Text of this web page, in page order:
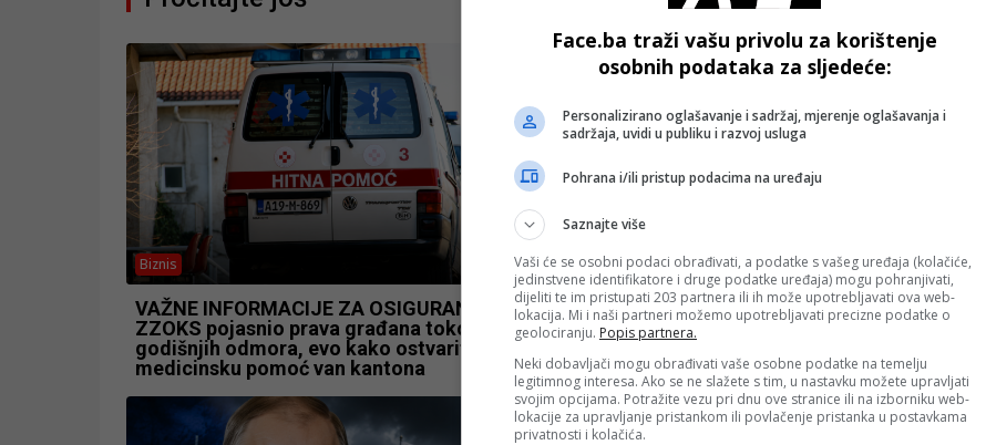
Biznis
VAŽNE INFORMACIJE ZA OSIGURANIKE:
ZZOKS pojasnio prava građana tokom
godišnjih odmora, evo kako ostvariti hitnu
medicinsku pomoć van kantona
Crna hronika
Ubistvo u Bosanskoj Krupi: Pronađeno tijelo
muškarca s prostrijelnom ranom
Face.ba traži vašu privolu za korištenje
osobnih podataka za sljedeće:
Personalizirano oglašavanje i sadržaj, mjerenje oglašavanja i
sadržaja, uvidi u publiku i razvoj usluga
Pohrana i/ili pristup podacima na uređaju
Saznajte više
Vaši će se osobni podaci obrađivati, a podatke s vašeg uređaja (kolačiće,
jedinstvene identifikatore i druge podatke uređaja) mogu pohranjivati,
dijeliti te im pristupati 203 partnera ili ih može upotrebljavati ova web-
lokacija. Mi i naši partneri možemo upotrebljavati precizne podatke o
geolociranju. Popis partnera.
Neki dobavljači mogu obrađivati vaše osobne podatke na temelju
legitimnog interesa. Ako se ne slažete s tim, u nastavku možete upravljati
svojim opcijama. Potražite vezu pri dnu ove stranice ili na izborniku web-
lokacije za upravljanje pristankom ili povlačenje pristanka u postavkama
privatnosti i kolačića.